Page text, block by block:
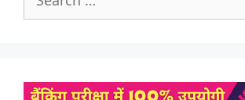
for: